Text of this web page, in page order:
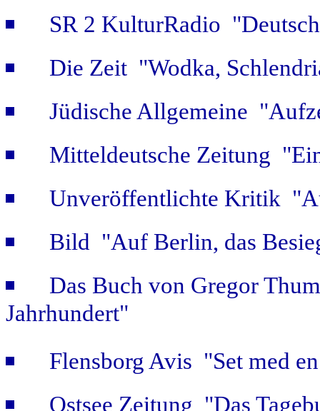
SR 2 KulturRadio
Die Zeit "Wodka,
Jüdische Allgemeine
Mitteldeutsche Zeitung
Unveröffentlichte Kritik
Bild "Auf Berlin, das
Das Buch von Gregor
Jahrhundert"
Flensborg Avis "Set med
Ostsee Zeitung "Das